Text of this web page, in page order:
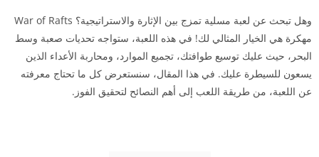
وهل تبحث عن لعبة مسلية تمزج بين الإثارة والاستراتيجية؟ War of Rafts
مهكرة هي الخيار المثالي لك! في هذه اللعبة، ستواجه تحديات صعبة وسط
البحر، حيث عليك توسيع طوافتك، تجميع الموارد، ومحاربة الأعداء الذين
يسعون للسيطرة عليك. في هذا المقال، سنستعرض كل ما تحتاج معرفته
عن اللعبة، من طريقة اللعب إلى أهم النصائح لتحقيق الفوز.